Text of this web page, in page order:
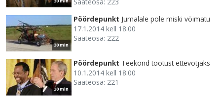
30 min
Pöördepunkt Jumalale pole miski võimatu
17.1.2014 kell 18.00
Saateosa: 222
30 min
Pöördepunkt Teekond töötust ettevõtjaks
10.1.2014 kell 18.00
Saateosa: 221